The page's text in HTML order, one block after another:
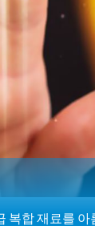
복합 재료를